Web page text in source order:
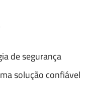
de segurança
solução confiável